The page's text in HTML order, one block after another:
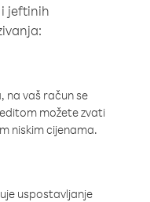
jeftinih
na vaš račun se
možete zvati
niskim cijenama.
uspostavljanje